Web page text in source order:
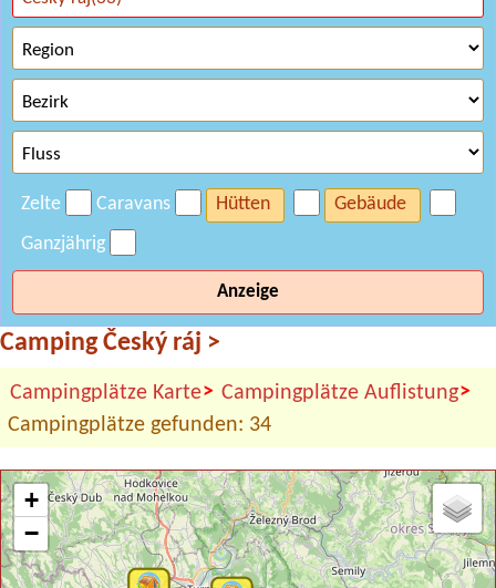
Zelte Caravans Hütten
Gebäude
Ganzjährig
Anzeige
Camping Český ráj >
Campingplätze Karte> Campingplätze Auflistung>
Campingplätze gefunden: 34
+
−